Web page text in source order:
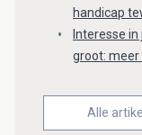
handicap
Interesse
groot:
Alle